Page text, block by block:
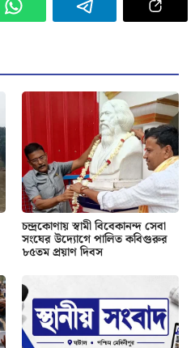
চন্দ্রকোণায় স্বামী বিবেকানন্দ সেবা
সংঘের উদ্যোগে পালিত কবিগুরুর
৮৫তম প্রয়াণ দিবস